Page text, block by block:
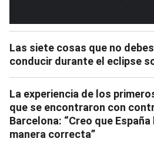
Las siete cosas que no
conducir durante el eclipse
La experiencia de los
que se encontraron con
Barcelona: “Creo que
manera correcta”